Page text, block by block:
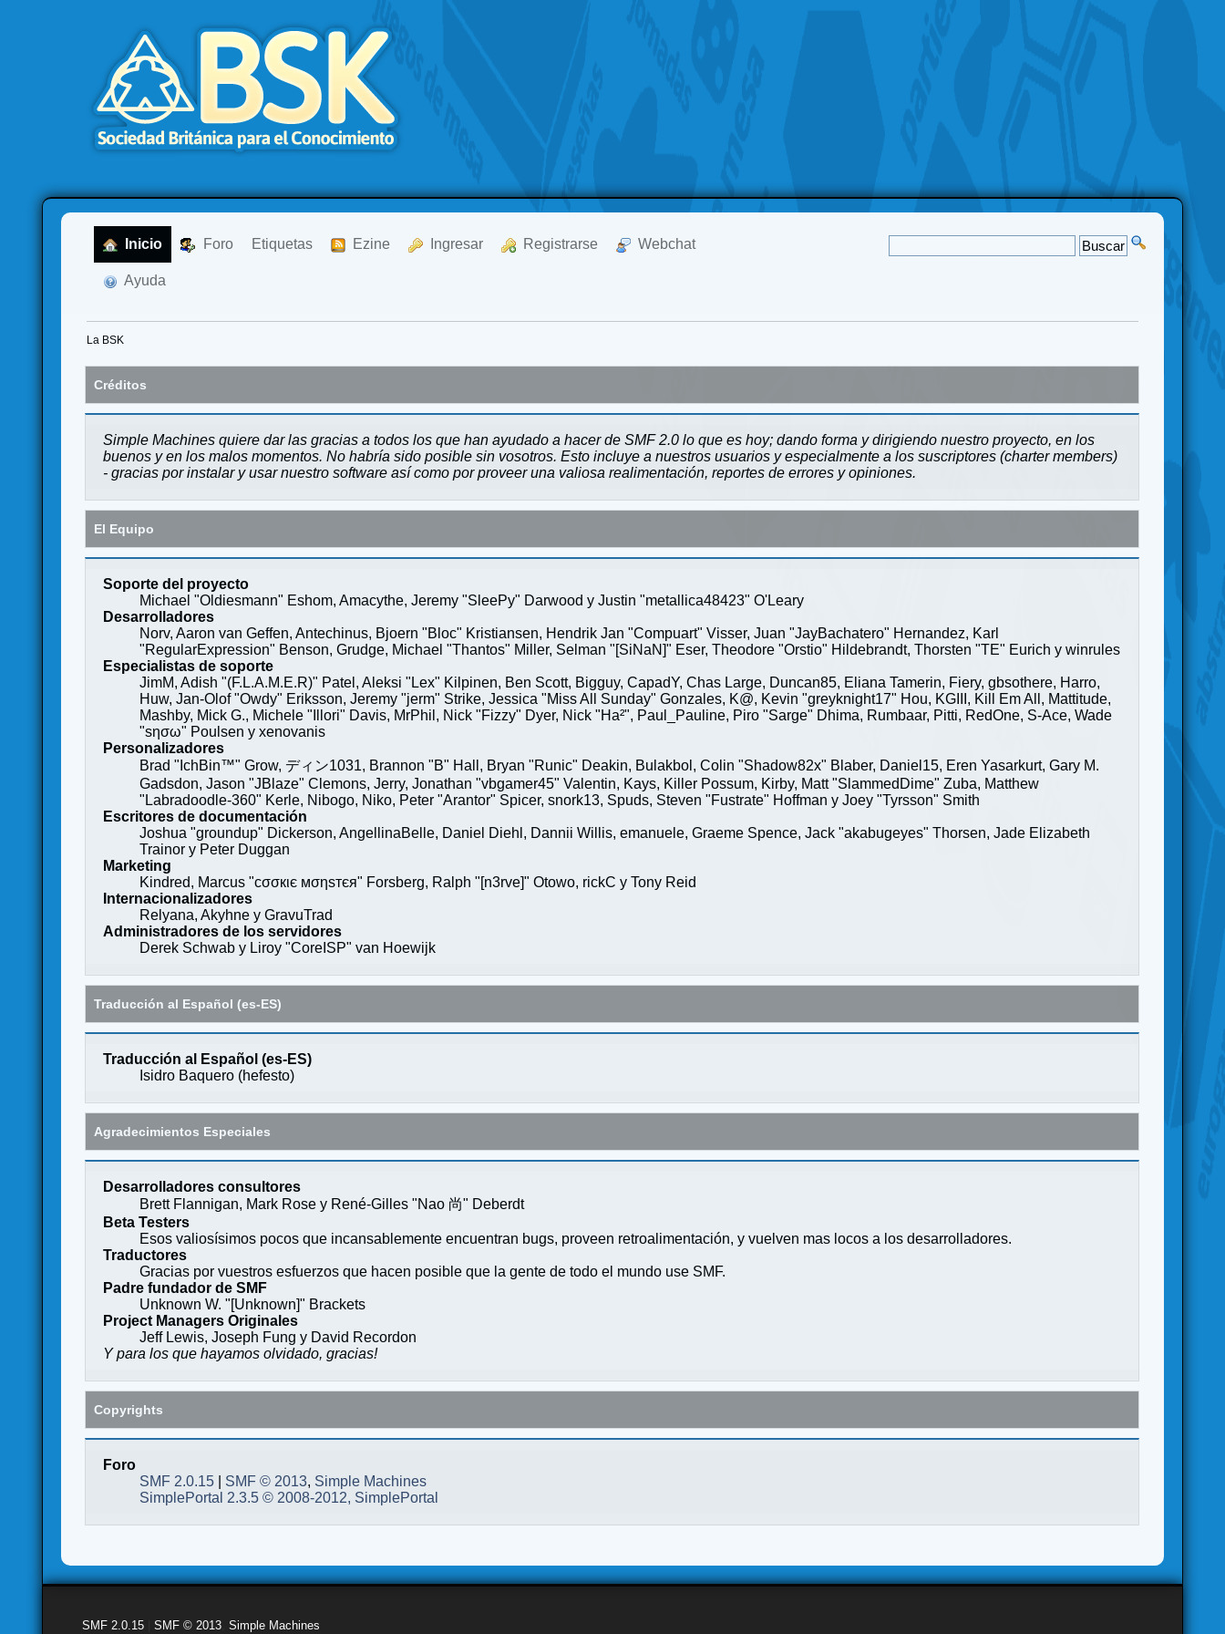
Inicio Foro Etiquetas Ezine Ingresar Registrarse Webchat
Ayuda
La BSK
Créditos
Simple Machines quiere dar las gracias a todos los que han ayudado a hacer de SMF 2.0 lo que es hoy; dando forma y dirigiendo nuestro proyecto, en los
buenos y en los malos momentos. No habría sido posible sin vosotros. Esto incluye a nuestros usuarios y especialmente a los suscriptores (charter members)
- gracias por instalar y usar nuestro software así como por proveer una valiosa realimentación, reportes de errores y opiniones.
El Equipo
Soporte del proyecto
Michael "Oldiesmann" Eshom, Amacythe, Jeremy "SleePy" Darwood y Justin "metallica48423" O'Leary
Desarrolladores
Norv, Aaron van Geffen, Antechinus, Bjoern "Bloc" Kristiansen, Hendrik Jan "Compuart" Visser, Juan "JayBachatero" Hernandez, Karl
"RegularExpression" Benson, Grudge, Michael "Thantos" Miller, Selman "[SiNaN]" Eser, Theodore "Orstio" Hildebrandt, Thorsten "TE" Eurich y winrules
Especialistas de soporte
JimM, Adish "(F.L.A.M.E.R)" Patel, Aleksi "Lex" Kilpinen, Ben Scott, Bigguy, CapadY, Chas Large, Duncan85, Eliana Tamerin, Fiery, gbsothere, Harro,
Huw, Jan-Olof "Owdy" Eriksson, Jeremy "jerm" Strike, Jessica "Miss All Sunday" Gonzales, K@, Kevin "greyknight17" Hou, KGIII, Kill Em All, Mattitude,
Mashby, Mick G., Michele "Illori" Davis, MrPhil, Nick "Fizzy" Dyer, Nick "Ha²", Paul_Pauline, Piro "Sarge" Dhima, Rumbaar, Pitti, RedOne, S-Ace, Wade
"sησω" Poulsen y xenovanis
Personalizadores
Brad "IchBin™" Grow, ディン1031, Brannon "B" Hall, Bryan "Runic" Deakin, Bulakbol, Colin "Shadow82x" Blaber, Daniel15, Eren Yasarkurt, Gary M.
Gadsdon, Jason "JBlaze" Clemons, Jerry, Jonathan "vbgamer45" Valentin, Kays, Killer Possum, Kirby, Matt "SlammedDime" Zuba, Matthew
"Labradoodle-360" Kerle, Nibogo, Niko, Peter "Arantor" Spicer, snork13, Spuds, Steven "Fustrate" Hoffman y Joey "Tyrsson" Smith
Escritores de documentación
Joshua "groundup" Dickerson, AngellinaBelle, Daniel Diehl, Dannii Willis, emanuele, Graeme Spence, Jack "akabugeyes" Thorsen, Jade Elizabeth
Trainor y Peter Duggan
Marketing
Kindred, Marcus "cσσкιє мσηѕтєя" Forsberg, Ralph "[n3rve]" Otowo, rickC y Tony Reid
Internacionalizadores
Relyana, Akyhne y GravuTrad
Administradores de los servidores
Derek Schwab y Liroy "CoreISP" van Hoewijk
Traducción al Español (es-ES)
Traducción al Español (es-ES)
Isidro Baquero (hefesto)
Agradecimientos Especiales
Desarrolladores consultores
Brett Flannigan, Mark Rose y René-Gilles "Nao 尚" Deberdt
Beta Testers
Esos valiosísimos pocos que incansablemente encuentran bugs, proveen retroalimentación, y vuelven mas locos a los desarrolladores.
Traductores
Gracias por vuestros esfuerzos que hacen posible que la gente de todo el mundo use SMF.
Padre fundador de SMF
Unknown W. "[Unknown]" Brackets
Project Managers Originales
Jeff Lewis, Joseph Fung y David Recordon
Y para los que hayamos olvidado, gracias!
Copyrights
Foro
SMF 2.0.15
SMF © 2013, Simple Machines
SimplePortal 2.3.5 © 2008-2012, SimplePortal
SMF 2.0.15 |SMF © 2013 ,Simple Machines